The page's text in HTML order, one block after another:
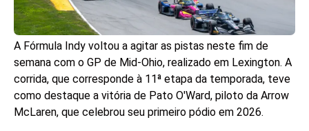
A Fórmula Indy voltou a agitar as pistas neste fim de
semana com o GP de Mid-Ohio, realizado em Lexington. A
corrida, que corresponde à 11ª etapa da temporada, teve
como destaque a vitória de Pato O'Ward, piloto da Arrow
McLaren, que celebrou seu primeiro pódio em 2026.